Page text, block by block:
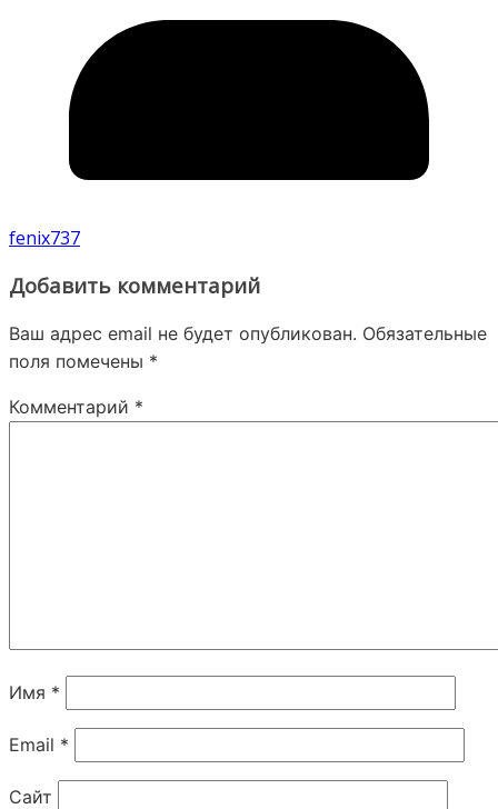
fenix737
Добавить комментарий
Ваш адрес email не будет опубликован. Обязательные
поля помечены *
Комментарий *
Имя *
Email *
Сайт